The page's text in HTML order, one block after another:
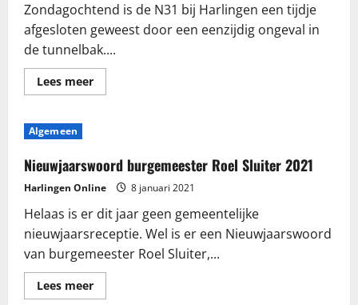
Zondagochtend is de N31 bij Harlingen een tijdje
afgesloten geweest door een eenzijdig ongeval in
de tunnelbak....
Lees meerLees
meer
door
eenzijdig
ongeval
Algemeen
Nieuwjaarswoord burgemeester Roel Sluiter 2021
Harlingen Online 8 januari 2021
Helaas is er dit jaar geen gemeentelijke
nieuwjaarsreceptie. Wel is er een Nieuwjaarswoord
van burgemeester Roel Sluiter,...
Lees meerLees
meer